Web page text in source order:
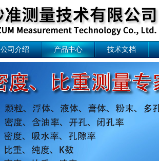
公司介绍 产品中心 技术文档